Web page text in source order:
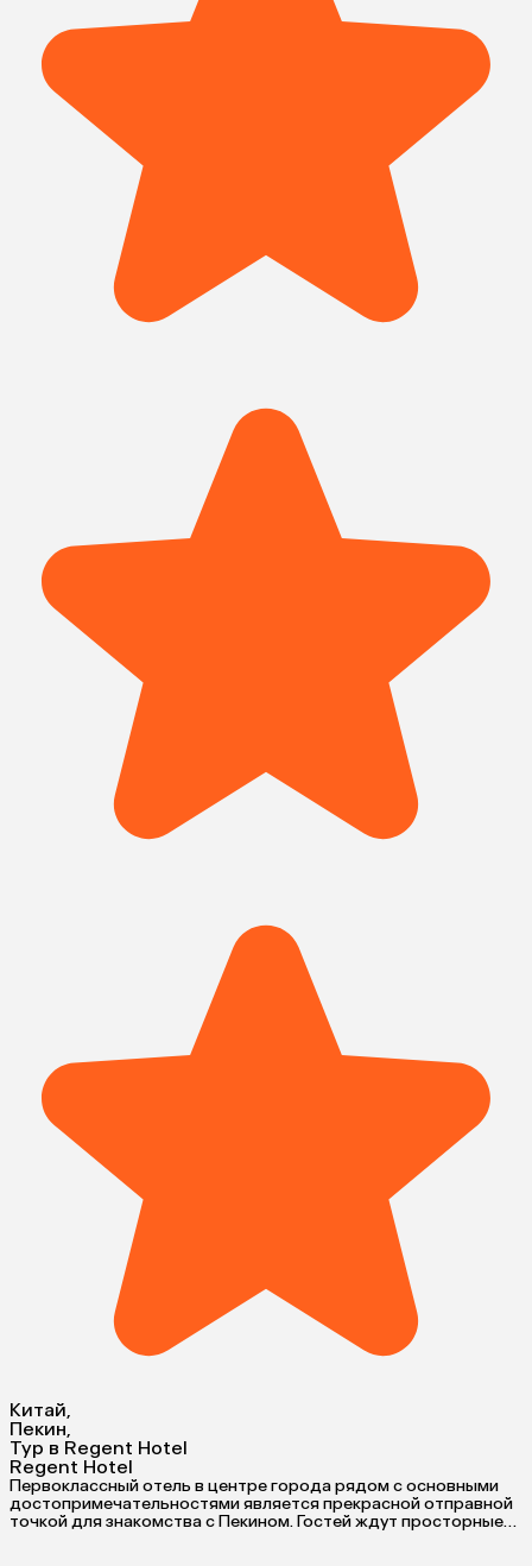
Китай,
Пекин,
Тур в Regent Hotel
Regent Hotel
Первоклассный отель в центре города рядом с основными
достопримечательностями является прекрасной отправной
точкой для знакомства с Пекином. Гостей ждут просторные